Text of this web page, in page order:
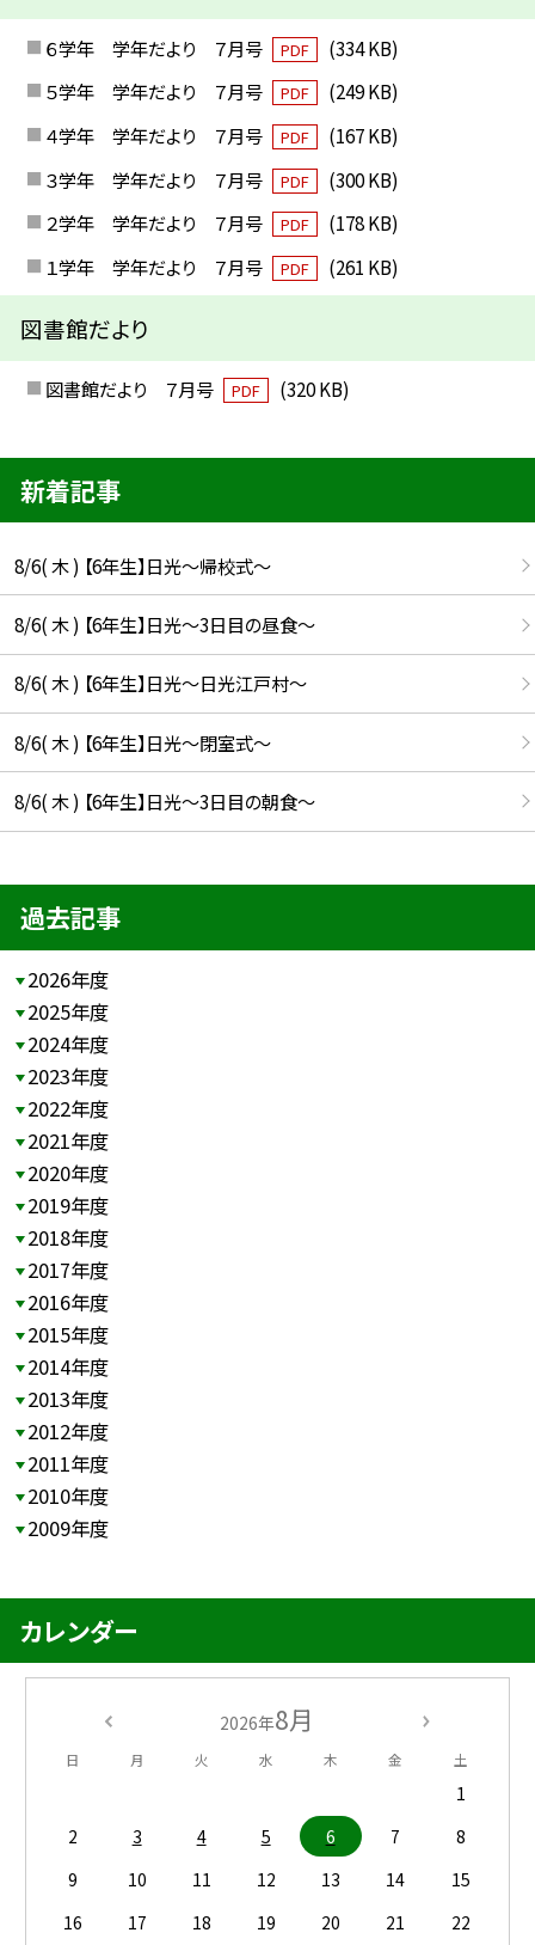
６学年 学年だより ７月号 PDF
(334 KB)
５学年 学年だより ７月号
PDF
(249 KB)
４学年 学年だより ７月号
PDF
(167 KB)
３学年 学年だより ７月号
PDF
(300 KB)
２学年 学年だより ７月号
PDF
(178 KB)
１学年 学年だより ７月号
PDF (261 KB)
図書館だより
図書館だより ７月号 PDF (320 KB)
新着記事
8/6( 木 ) 【6年生】日光〜帰校式〜
8/6( 木 ) 【6年生】日光〜3日目の昼食〜
8/6( 木 ) 【6年生】日光〜日光江戸村〜
8/6( 木 ) 【6年生】日光〜閉室式〜
8/6( 木 ) 【6年生】日光〜3日目の朝食〜
過去記事
2026年度
2025年度
2024年度
2023年度
2022年度
2021年度
2020年度
2019年度
2018年度
2017年度
2016年度
2015年度
2014年度
2013年度
2012年度
2011年度
2010年度
2009年度
カレンダー
2026年8月
日 月 火 水 木 金 土
1
2
3 4 5 6 7
8
9
10 11 12 13 14
15
16
17 18 19 20 21
22